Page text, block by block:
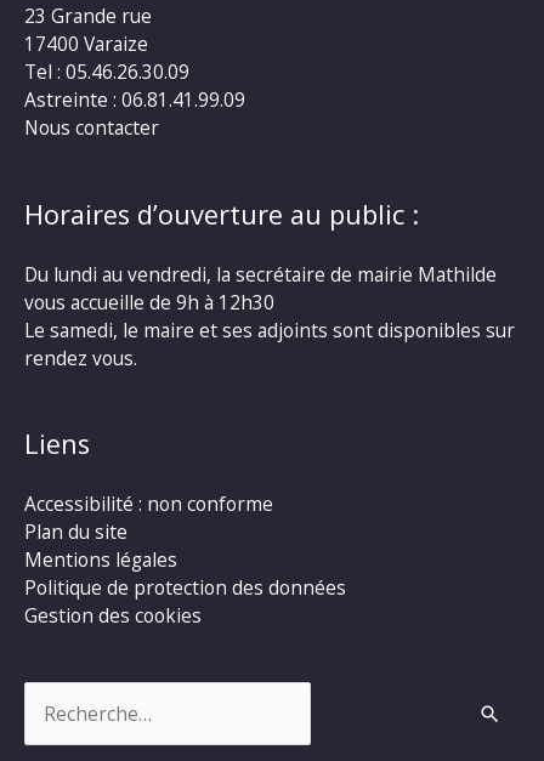
23 Grande rue
17400 Varaize
Tel : 05.46.26.30.09
Astreinte : 06.81.41.99.09
Nous contacter
Horaires d’ouverture au public :
Du lundi au vendredi, la secrétaire de mairie Mathilde
vous accueille de 9h à 12h30
Le samedi, le maire et ses adjoints sont disponibles sur
rendez vous.
Liens
Accessibilité : non conforme
Plan du site
Mentions légales
Politique de protection des données
Gestion des cookies